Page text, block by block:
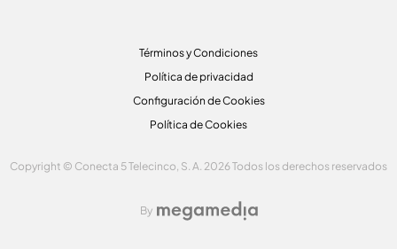
Términos y Condiciones
Política de privacidad
Configuración de Cookies
Política de Cookies
Copyright © Conecta 5 Telecinco, S. A. 2026 Todos los derechos reservados
By